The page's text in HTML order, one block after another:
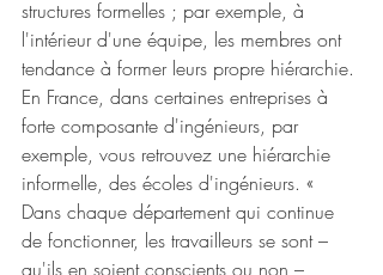
structures formelles ; par exemple, à
l'intérieur d'une équipe, les membres ont
tendance à former leurs propre hiérarchie.
En France, dans certaines entreprises à
forte composante d'ingénieurs, par
exemple, vous retrouvez une hiérarchie
informelle, des écoles d'ingénieurs. «
Dans chaque département qui continue
de fonctionner, les travailleurs se sont –
qu'ils en soient conscients ou non –